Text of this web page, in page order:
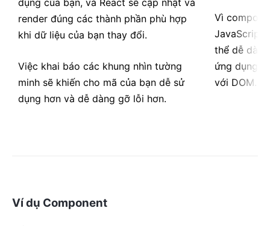
dụng của bạn, và React sẽ cập nhật và
render đúng các thành phần phù hợp
khi dữ liệu của bạn thay đổi.
Việc khai báo các khung nhìn tường
minh sẽ khiến cho mã của bạn dễ sử
dụng hơn và dễ dàng gỡ lỗi hơn.
Vì
JavaScript
thể dễ
ứng dụng
với DOM.
Ví dụ Component